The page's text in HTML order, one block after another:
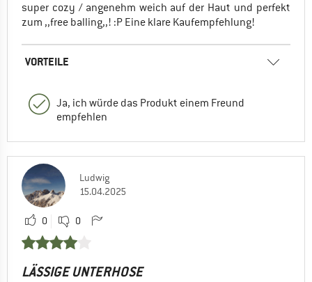
super cozy / angenehm weich auf der Haut und perfekt
zum ,,free balling,,! :P Eine klare Kaufempfehlung!
VORTEILE
Ja, ich würde das Produkt einem Freund
empfehlen
Ludwig
15.04.2025
0 0
LÄSSIGE UNTERHOSE